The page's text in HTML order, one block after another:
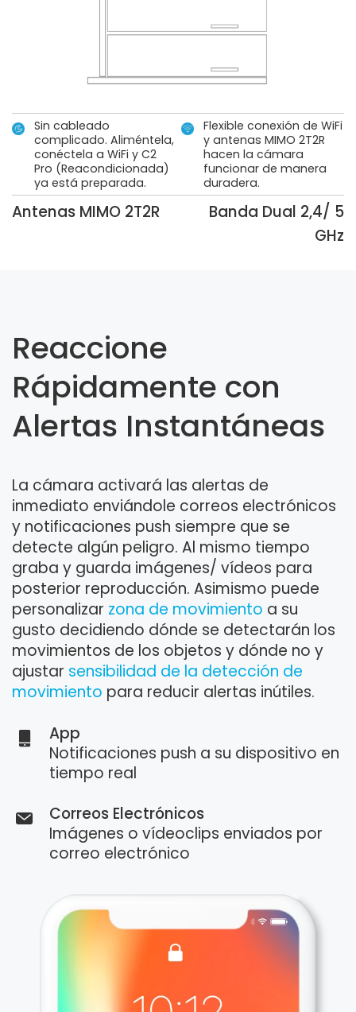
Sin cableado
complicado. Aliméntela,
conéctela a WiFi y C2
Pro (Reacondicionada)
ya está preparada.
Flexible conexión de WiFi
y antenas MIMO 2T2R
hacen la cámara
funcionar de manera
duradera.
Antenas MIMO 2T2R
Banda Dual 2,4/ 5
GHz
Reaccione
Rápidamente con
Alertas Instantáneas
La cámara activará las alertas de
inmediato enviándole correos electrónicos
y notificaciones push siempre que se
detecte algún peligro. Al mismo tiempo
graba y guarda imágenes/ vídeos para
posterior reproducción. Asimismo puede
personalizar zona de movimiento a su
gusto decidiendo dónde se detectarán los
movimientos de los objetos y dónde no y
ajustar sensibilidad de la detección de
movimiento para reducir alertas inútiles.
App
Notificaciones push a su dispositivo en
tiempo real
Correos Electrónicos
Imágenes o vídeoclips enviados por
correo electrónico